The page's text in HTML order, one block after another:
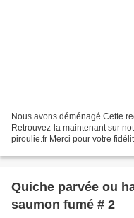
Nous avons déménagé Cette
Retrouvez-la maintenant sur
piroulie.fr Merci pour votre
Quiche parvée ou
saumon fumé # 2